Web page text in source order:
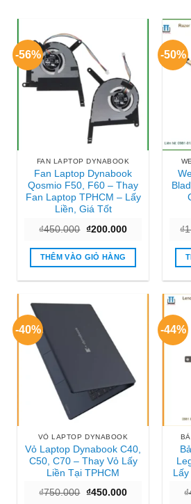
-56%
FAN LAPTOP DYNABOOK
Fan Laptop Dynabook
Qosmio F50, F60 – Thay
Fan Laptop TPHCM – Lấy
Liền, Giá Tốt
₫450.000 Giá
là:
₫450.000.
₫200.000Giá
tại
₫200.000.
THÊM VÀO GIỎ HÀNG
-50%
₫
-40%
VỎ LAPTOP DYNABOOK
Vỏ Laptop Dynabook C40,
C50, C70 – Thay Vỏ Lấy
Liền Tại TPHCM
₫750.000 Giá
₫450.000Giá
-44%
₫